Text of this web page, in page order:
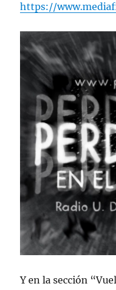
https://
Y en la sección